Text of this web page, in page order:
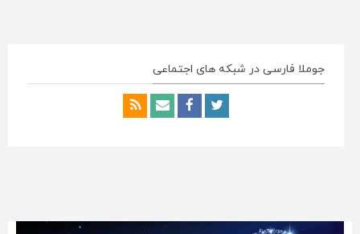
جوملا فارسی در شبکه های اجتماعی